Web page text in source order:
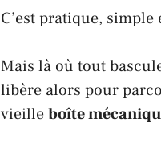
C’est pratique,
Mais là où tout
libère alors pour
vieilleboîte